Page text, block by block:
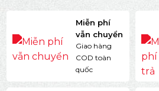
Miễn phí
vẫn chuyển
Giao hàng
COD toàn
quốc